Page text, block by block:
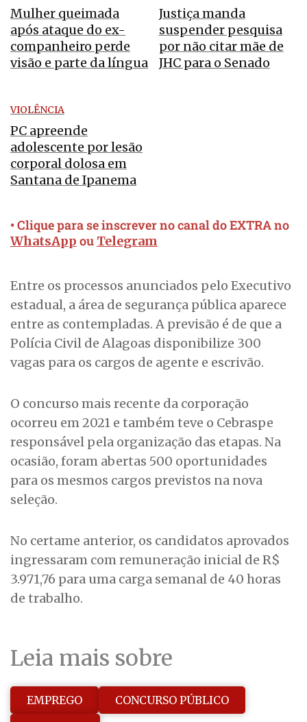
Mulher queimada
após ataque do ex-
companheiro perde
visão e parte da língua
Justiça manda
suspender pesquisa
por não citar mãe de
JHC para o Senado
VIOLÊNCIA
PC apreende
adolescente por lesão
corporal dolosa em
Santana de Ipanema
• Clique para se inscrever no canal do EXTRA no
WhatsApp ou Telegram
Entre os processos anunciados pelo Executivo
estadual, a área de segurança pública aparece
entre as contempladas. A previsão é de que a
Polícia Civil de Alagoas disponibilize 300
vagas para os cargos de agente e escrivão.
O concurso mais recente da corporação
ocorreu em 2021 e também teve o Cebraspe
responsável pela organização das etapas. Na
ocasião, foram abertas 500 oportunidades
para os mesmos cargos previstos na nova
seleção.
No certame anterior, os candidatos aprovados
ingressaram com remuneração inicial de R$
3.971,76 para uma carga semanal de 40 horas
de trabalho.
Leia mais sobre
EMPREGO
CONCURSO PÚBLICO